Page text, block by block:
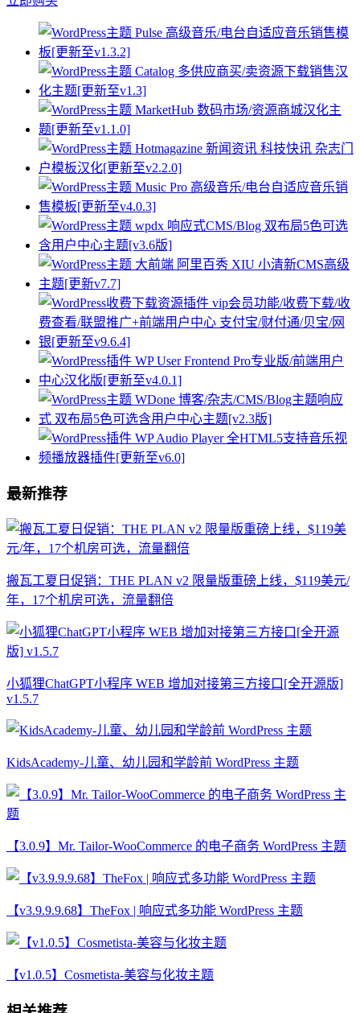
最新推荐
搬瓦工夏日促销：THE PLAN v2 限量版重磅上线，$119美元/
年，17个机房可选，流量翻倍
小狐狸ChatGPT小程序 WEB 增加对接第三方接口[全开源版]
v1.5.7
KidsAcademy-儿童、幼儿园和学龄前 WordPress 主题
【3.0.9】Mr. Tailor-WooCommerce 的电子商务 WordPress 主题
【v3.9.9.9.68】TheFox | 响应式多功能 WordPress 主题
【v1.0.5】Cosmetista-美容与化妆主题